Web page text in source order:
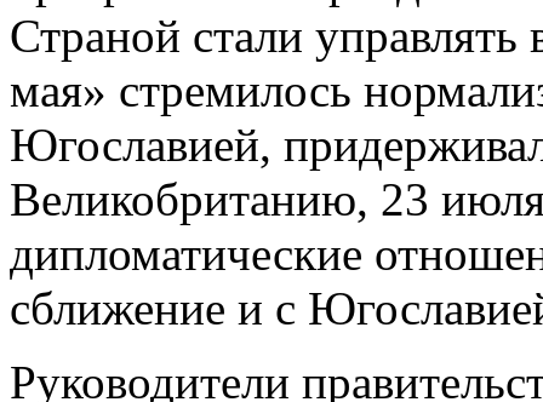
Страной стали
мая» стремилось
Югославией,
Великобританию, 23
дипломатические
сближение и с
Руководители